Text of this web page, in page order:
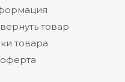
товар
товара